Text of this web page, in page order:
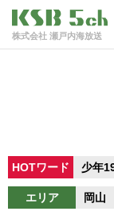
株式会社 瀬戸内海放送
HOTワード 少年
エリア 岡山